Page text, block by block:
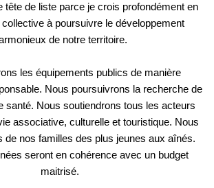
tête de liste parce je crois profondément en
à poursuivre le développement
de notre territoire.
les équipements publics de manière
Nous poursuivrons la recherche de
santé. Nous soutiendrons tous les acteurs
associative, culturelle et touristique. Nous
de nos familles des plus jeunes aux aînés.
seront en cohérence avec un budget
maitrisé.